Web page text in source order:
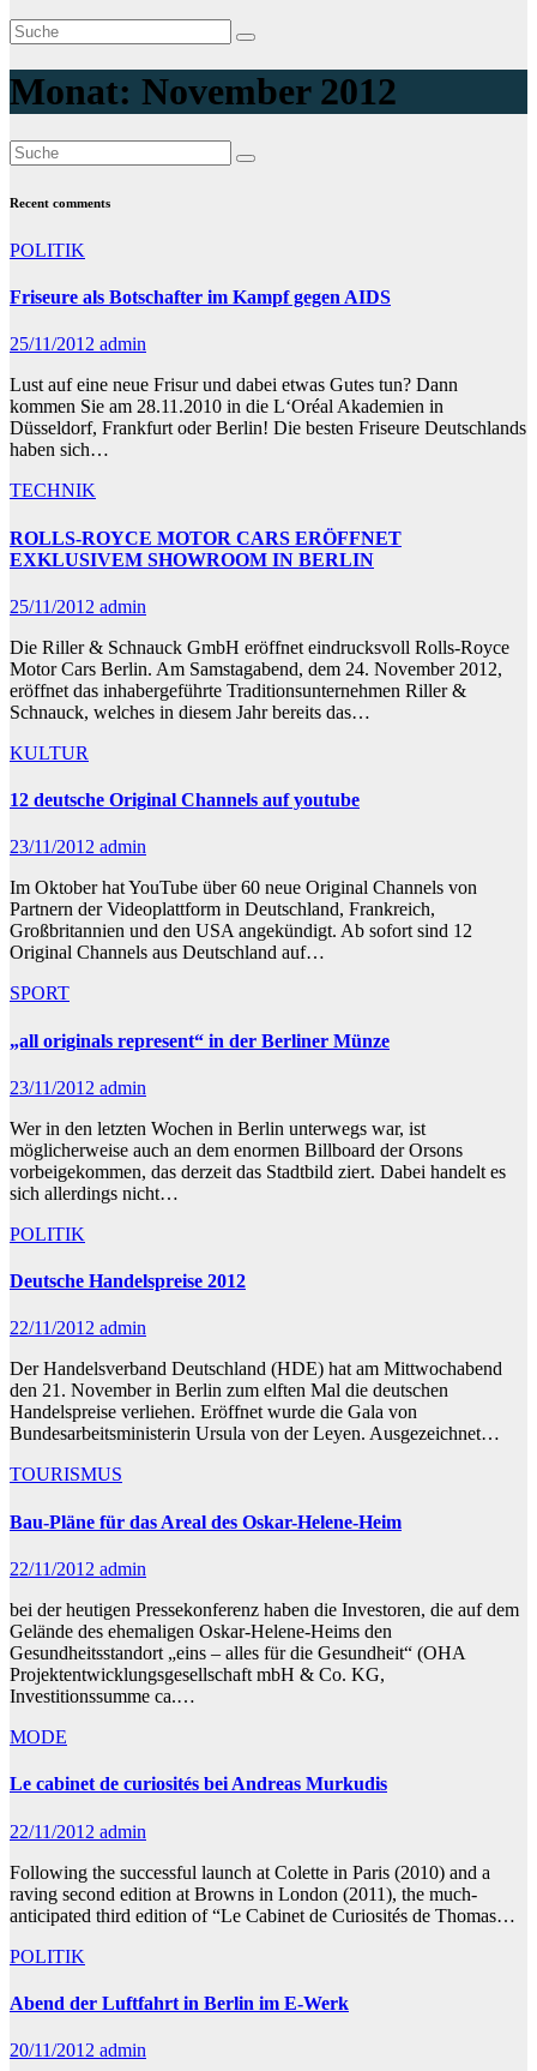
Monat: November 2012
Recent comments
POLITIK
Friseure als Botschafter im Kampf gegen AIDS
25/11/2012 admin
Lust auf eine neue Frisur und dabei etwas Gutes tun? Dann
kommen Sie am 28.11.2010 in die L‘Oréal Akademien in
Düsseldorf, Frankfurt oder Berlin! Die besten Friseure Deutschlands
haben sich…
TECHNIK
ROLLS-ROYCE MOTOR CARS ERÖFFNET
EXKLUSIVEM SHOWROOM IN BERLIN
25/11/2012 admin
Die Riller & Schnauck GmbH eröffnet eindrucksvoll Rolls-Royce
Motor Cars Berlin. Am Samstagabend, dem 24. November 2012,
eröffnet das inhabergeführte Traditionsunternehmen Riller &
Schnauck, welches in diesem Jahr bereits das…
KULTUR
12 deutsche Original Channels auf youtube
23/11/2012 admin
Im Oktober hat YouTube über 60 neue Original Channels von
Partnern der Videoplattform in Deutschland, Frankreich,
Großbritannien und den USA angekündigt. Ab sofort sind 12
Original Channels aus Deutschland auf…
SPORT
„all originals represent“ in der Berliner Münze
23/11/2012 admin
Wer in den letzten Wochen in Berlin unterwegs war, ist
möglicherweise auch an dem enormen Billboard der Orsons
vorbeigekommen, das derzeit das Stadtbild ziert. Dabei handelt es
sich allerdings nicht…
POLITIK
Deutsche Handelspreise 2012
22/11/2012 admin
Der Handelsverband Deutschland (HDE) hat am Mittwochabend
den 21. November in Berlin zum elften Mal die deutschen
Handelspreise verliehen. Eröffnet wurde die Gala von
Bundesarbeitsministerin Ursula von der Leyen. Ausgezeichnet…
TOURISMUS
Bau-Pläne für das Areal des Oskar-Helene-Heim
22/11/2012 admin
bei der heutigen Pressekonferenz haben die Investoren, die auf dem
Gelände des ehemaligen Oskar-Helene-Heims den
Gesundheitsstandort „eins – alles für die Gesundheit“ (OHA
Projektentwicklungsgesellschaft mbH & Co. KG,
Investitionssumme ca.…
MODE
Le cabinet de curiosités bei Andreas Murkudis
22/11/2012 admin
Following the successful launch at Colette in Paris (2010) and a
raving second edition at Browns in London (2011), the much-
anticipated third edition of “Le Cabinet de Curiosités de Thomas…
POLITIK
Abend der Luftfahrt in Berlin im E-Werk
20/11/2012 admin